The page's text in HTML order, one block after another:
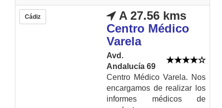
Cádiz
A 27.56 kms
Centro Médico
Varela
Avd.
Andalucía 69
Centro Médico Varela. Nos
encargamos de realizar los
informes médicos de